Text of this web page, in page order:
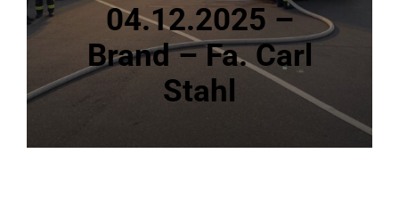
04.12.2025 –
Brand – Fa. Carl
Stahl